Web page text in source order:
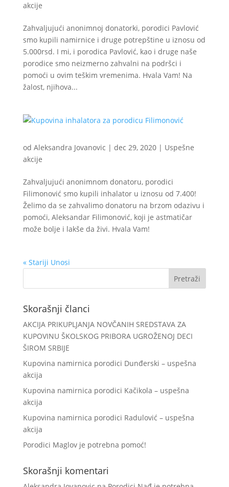
akcije
Zahvaljujući anonimnoj donatorki, porodici Pavlović
smo kupili namirnice i druge potrepštine u iznosu od
5.000rsd. I mi, i porodica Pavlović, kao i druge naše
porodice smo neizmerno zahvalni na podršci i
pomoći u ovim teškim vremenima. Hvala Vam! Na
žalost, njihova...
od Aleksandra Jovanovic | dec 29, 2020| Uspešne
akcije
Zahvaljujući anonimnom donatoru, porodici
Filimonović smo kupili inhalator u iznosu od 7.400!
Želimo da se zahvalimo donatoru na brzom odazivu i
pomoći, Aleksandar Filimonović, koji je astmatičar
može bolje i lakše da živi. Hvala Vam!
« Stariji Unosi
Skorašnji članci
AKCIJA PRIKUPLJANJA NOVČANIH SREDSTAVA ZA
KUPOVINU ŠKOLSKOG PRIBORA UGROŽENOJ DECI
ŠIROM SRBIJE
Kupovina namirnica porodici Dunđerski – uspešna
akcija
Kupovina namirnica porodici Kačikola – uspešna
akcija
Kupovina namirnica porodici Radulović – uspešna
akcija
Porodici Maglov je potrebna pomoć!
Skorašnji komentari